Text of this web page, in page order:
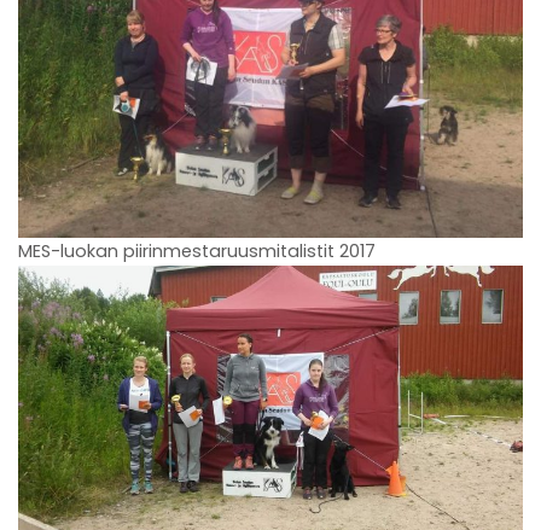
MES-luokan piirinmestaruusmitalistit 2017